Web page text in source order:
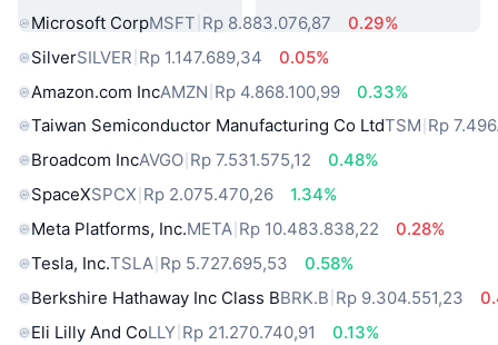
Microsoft CorpMSFT Rp 8.883.076,87
0.29%
SilverSILVER Rp 1.147.689,34
0.05%
Amazon.com IncAMZN Rp 4.868.100,99
0.33%
Taiwan Semiconductor Manufacturing Co LtdTSM Rp
Broadcom IncAVGO Rp 7.531.575,12
0.48%
SpaceXSPCX Rp 2.075.470,26
1.34%
Meta Platforms, Inc.META Rp 10.483.838,22
0.28%
Tesla, Inc.TSLA Rp 5.727.695,53
0.58%
Berkshire Hathaway Inc Class BBRK.B Rp 9.304.551,23
Eli Lilly And CoLLY Rp 21.270.740,91
0.13%